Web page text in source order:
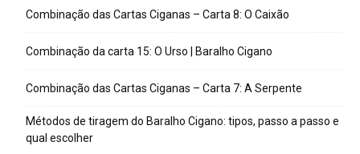
Combinação das Cartas Ciganas – Carta 8: O Caixão
Combinação da carta 15: O Urso | Baralho Cigano
Combinação das Cartas Ciganas – Carta 7: A Serpente
Métodos de tiragem do Baralho Cigano: tipos, passo a passo e
qual escolher